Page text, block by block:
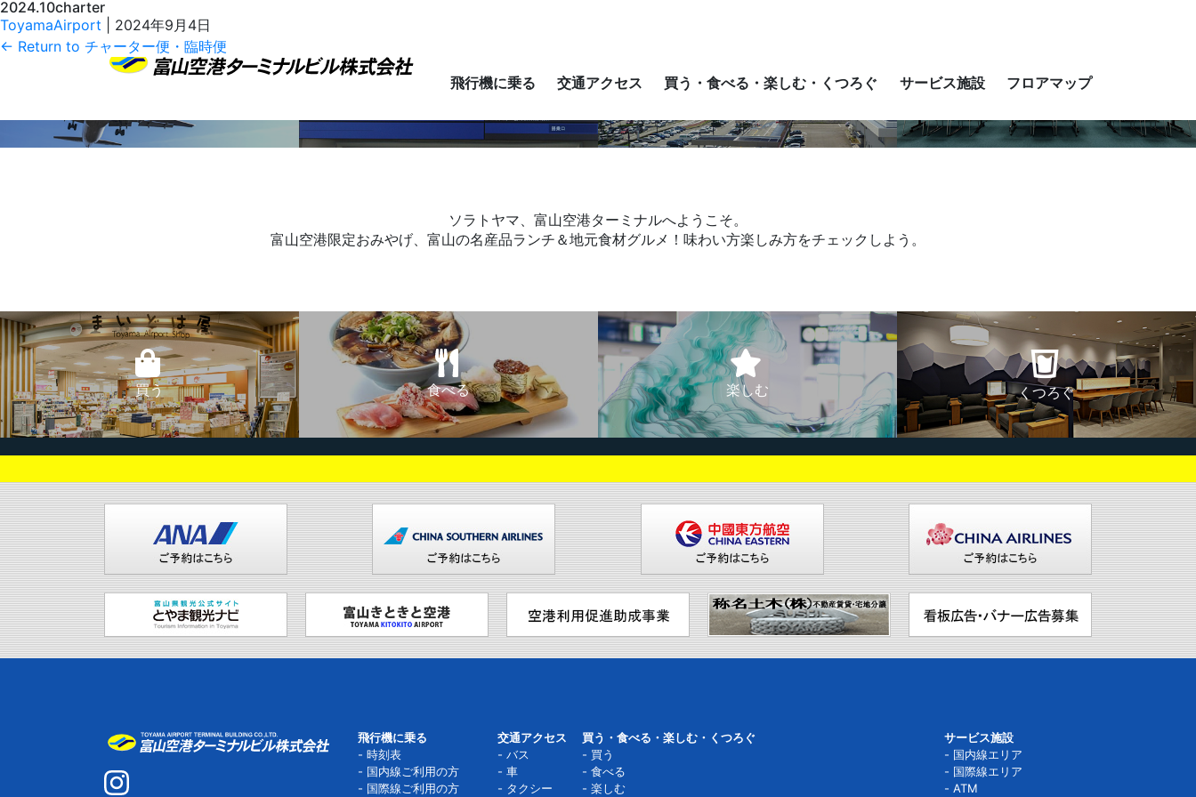
飛行機に乗る 交通アクセス 買う・食べる・楽しむ・くつろぐ サービス施設 フロアマップ
2024.10charter
ToyamaAirport
2024年9月4日
← Return to チャーター便・臨時便
2024.10charter.pdf
ソラトヤマ、富山空港ターミナルへようこそ。
富山空港限定おみやげ、富山の名産品ランチ＆地元食材グルメ！味わい方楽しみ方をチェックしよう。
買う 食べる 楽しむ くつろぐ
飛行機に乗る
時刻表
国内線ご利用の方
国際線ご利用の方
交通アクセス
バス
車
タクシー
買う・食べる・楽しむ・くつろぐ
買う
食べる
楽しむ
サービス施設
国内線エリア
国際線エリア
ATM